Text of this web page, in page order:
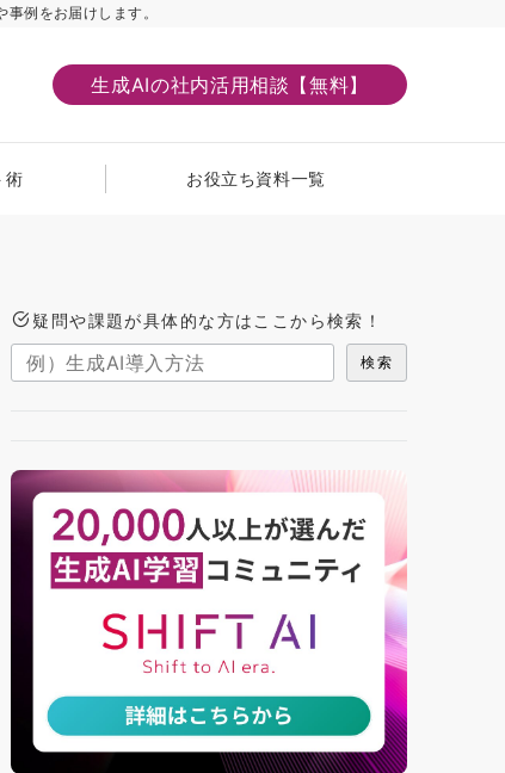
例をお届けします。
生成AIの社内活用相談【無料】
術 お役立ち資料一覧
疑問や課題が具体的な方はここから検索！
検索